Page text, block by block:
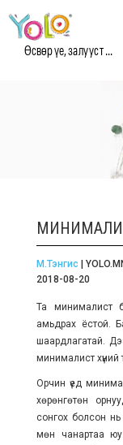
Өсвөр үе, залууст ...
М.Тэнгис |
2018-08-20
Та минималист
амьдрах ёстой.
шаардлагатай.
минималист
Орчин үед
хөрөнгөтөн
сонгох болсон
мөн чанартаа